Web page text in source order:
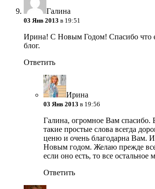
Галина
03 Янв 2013 в 19:51
Ирина! С Новым Годом! Спасибо что
блог.
Ответить
Ирина
03 Янв 2013 в 19:56
Галина, огромное Вам спасибо.
такие простые слова всегда
ценю и очень благодарна Вам.
Новым годом. Желаю прежде
если оно есть, то все
Ответить